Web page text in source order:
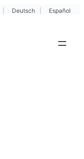
Deutsch Español